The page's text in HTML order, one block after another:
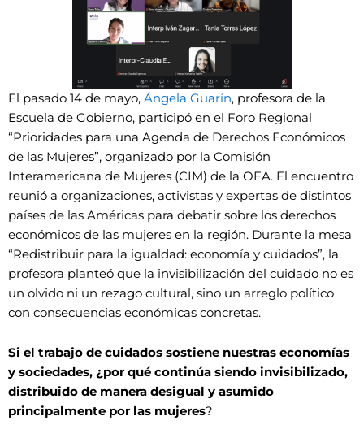
El pasado 14 de mayo, Ángela Guarín, profesora de la
Escuela de Gobierno, participó en el Foro Regional
“Prioridades para una Agenda de Derechos Económicos
de las Mujeres”, organizado por la Comisión
Interamericana de Mujeres (CIM) de la OEA. El encuentro
reunió a organizaciones, activistas y expertas de distintos
países de las Américas para debatir sobre los derechos
económicos de las mujeres en la región. Durante la mesa
“Redistribuir para la igualdad: economía y cuidados”, la
profesora planteó que la invisibilización del cuidado no es
un olvido ni un rezago cultural, sino un arreglo político
con consecuencias económicas concretas.
Si el trabajo de cuidados sostiene nuestras economías
y sociedades, ¿por qué continúa siendo invisibilizado,
distribuido de manera desigual y asumido
principalmente por las mujeres?